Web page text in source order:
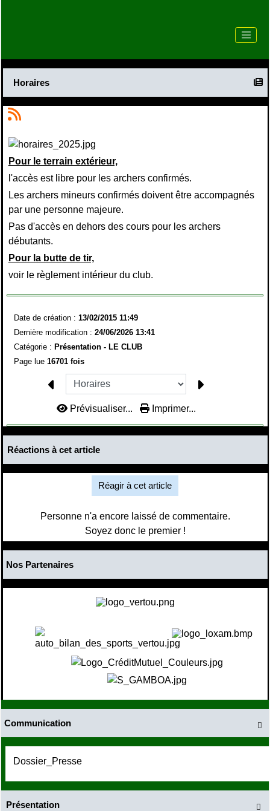

Communication
Dossier_Presse

Présentation
Horaires
Pour le terrain extérieur,
l'accès est libre pour les archers confirmés.
Les archers mineurs confirmés doivent être accompagnés
par une personne majeure.
Pas d'accès en dehors des cours pour les archers
débutants.
Pour la butte de tir,
voir le règlement intérieur du club.
Date de création : 13/02/2015 11:49
Dernière modification : 24/06/2026 13:41
Catégorie : Présentation - LE CLUB
Page lue 16701 fois
Prévisualiser... Imprimer...
Réactions à cet article
Réagir à cet article
Personne n'a encore laissé de commentaire.
Soyez donc le premier !
Nos Partenaires